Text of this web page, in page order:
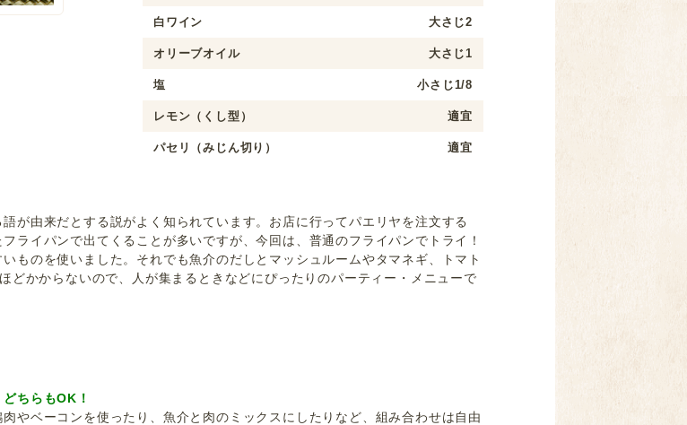
白ワイン 大さじ2
オリーブオイル 大さじ1
塩 小さじ1/8
レモン（くし型） 適宜
パセリ（みじん切り） 適宜
が由来だとする説がよく知られています。お店に行ってパエリヤを注文する
ライパンで出てくることが多いですが、今回は、普通のフライパンでトライ！
ものを使いました。それでも魚介のだしとマッシュルームやタマネギ、トマト
どかからないので、人が集まるときなどにぴったりのパーティー・メニューで
ちらもOK！
やベーコンを使ったり、魚介と肉のミックスにしたりなど、組み合わせは自由